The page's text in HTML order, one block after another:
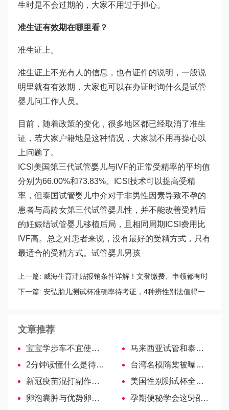
生时是不会过期的，大家不用过于担心。
准生证有效期在哪里看？
准生证上。
准生证上不光有人的信息，也有证件的说明，一般说
明里就有有效期，大家也可以在办证时询什么是试管
婴儿问工作人员。
目前，随着政策的变化，很多地区都已经取消了准生
证，若大家户籍地是这种情况，大家就不用再操心以
上问题了。
ICSI美国第三代试管婴儿与IVF的正常受精率的平均值
分别为66.00%和73.83%。ICSI技术可以提高受精
率，但泰国试管婴儿中介对于非男性因素导致不孕的
患者与高龄女第三代试管婴儿性，并不能改善受精后
的妊娠结试管婴儿移植后局，且相同周期ICSI费用比
IVF高。总之对患者来说，没有最好的受精方式，只有
最适合的受精方式。 试管婴儿男孩
上一篇: 威海生育津贴报销条件详解！文登缴费、申领都有时
间限制
下一篇: 安弘胎儿测试杯准确率待考证，4种辨性别法值得一
文章推荐
宝宝学步车不宜使用过早！
马来西亚试管和泰国对比，成功率、费用……解读哪个好
2分钟读懂什么是待产假，算产假但休假时间有区别
台湾名模隋棠被曝三胎产子，四年生三身体亮红灯
新冠疫苗混打副作用剖析，是否会影响免疫效果已有定论
美国性别测试杯全揭秘，用法、购买渠道一应俱全
卵泡囊肿与优势卵泡有两大区别
孕期便秘学会这5招，再严重也轻松KO！